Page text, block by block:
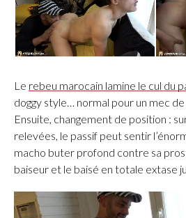
Le rebeu marocain lamine le cul du
doggy style… normal pour un mec
Ensuite, changement de position :
relevées, le passif peut sentir
macho buter profond contre sa
baiseur et le baisé en totale extase